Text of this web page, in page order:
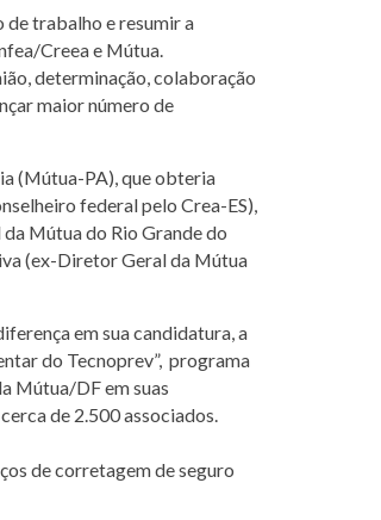
de trabalho e resumir a
Creea e Mútua.
determinação, colaboração
maior número de
(Mútua-PA), que obteria
federal pelo Crea-ES),
Mútua do Rio Grande do
(ex-Diretor Geral da Mútua
em sua candidatura, a
do Tecnoprev”, programa
Mútua/DF em suas
de 2.500 associados.
de corretagem de seguro